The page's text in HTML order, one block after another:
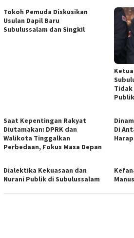
Tokoh Pemuda Diskusikan
Usulan Dapil Baru
Subulussalam dan Singkil
Tidak
Saat Kepentingan Rakyat
Diutamakan: DPRK dan
Walikota Tinggalkan
Perbedaan, Fokus Masa Depan
Di
Dialektika Kekuasaan dan
Nurani Publik di Subulussalam